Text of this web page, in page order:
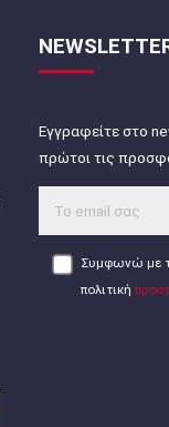
Εγγραφείτε στο
πρώτοι τις
Συμφωνώ με
πολιτική